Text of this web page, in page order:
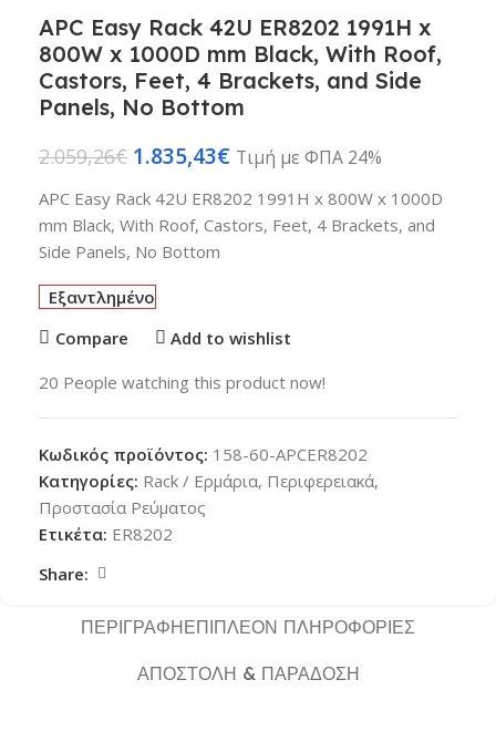
APC Easy Rack 42U ER8202 1991H x
800W x 1000D mm Black, With Roof,
Castors, Feet, 4 Brackets, and Side
Panels, No Bottom
2.059,26€ 1.835,43€ Τιμή με ΦΠΑ 24%
APC Easy Rack 42U ER8202 1991H x 800W x 1000D
mm Black, With Roof, Castors, Feet, 4 Brackets, and
Side Panels, No Bottom
Εξαντλημένο
Compare
Add to wishlist
20 People watching this product now!
Κωδικός προϊόντος: 158-60-APCER8202
Κατηγορίες: Rack / Ερμάρια, Περιφερειακά,
Προστασία Ρεύματος
Ετικέτα: ER8202
Share:
ΠΕΡΙΓΡΑΦΉΕΠΙΠΛΈΟΝ ΠΛΗΡΟΦΟΡΊΕΣ
ΑΠΟΣΤΟΛΉ & ΠΑΡΆΔΟΣΗ